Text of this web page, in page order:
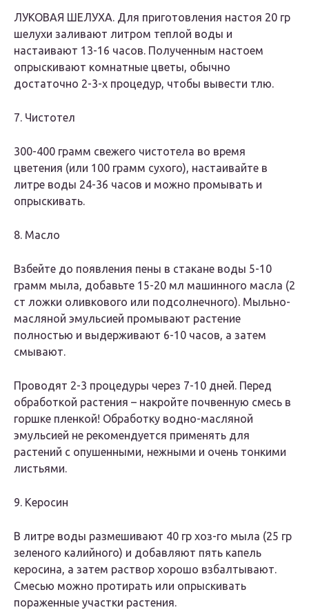
ЛУКОВАЯ ШЕЛУХА. Для приготовления настоя 20 гр
шелухи заливают литром теплой воды и
настаивают 13-16 часов. Полученным настоем
опрыскивают комнатные цветы, обычно
достаточно 2-3-х процедур, чтобы вывести тлю.
7. Чистотел
300-400 грамм свежего чистотела во время
цветения (или 100 грамм сухого), настаивайте в
литре воды 24-36 часов и можно промывать и
опрыскивать.
8. Масло
Взбейте до появления пены в стакане воды 5-10
грамм мыла, добавьте 15-20 мл машинного масла (2
ст ложки оливкового или подсолнечного). Мыльно-
масляной эмульсией промывают растение
полностью и выдерживают 6-10 часов, а затем
смывают.
Проводят 2-3 процедуры через 7-10 дней. Перед
обработкой растения – накройте почвенную смесь в
горшке пленкой! Обработку водно-масляной
эмульсией не рекомендуется применять для
растений с опушенными, нежными и очень тонкими
листьями.
9. Керосин
В литре воды размешивают 40 гр хоз-го мыла (25 гр
зеленого калийного) и добавляют пять капель
керосина, а затем раствор хорошо взбалтывают.
Смесью можно протирать или опрыскивать
пораженные участки растения.